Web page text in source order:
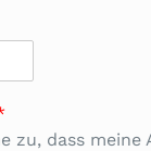
zu, dass meine